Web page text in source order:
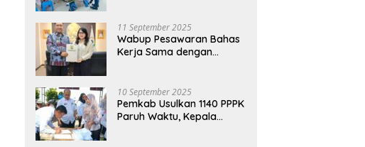
Darah Sejuta Harapan
11 September 2025
Wabup Pesawaran Bahas
Kerja Sama dengan
10 September 2025
Pemkab Usulkan 1140 PPPK
Paruh Waktu, Kepala